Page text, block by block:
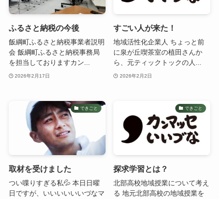
ふるさと納税の今後
飯綱町ふるさと納税事業者説明
会 飯綱町ふるさと納税事務局
を担当しておりますカン...
2026年2月17日
すごい人が来た！
地域活性化企業人 ちょっと前
に泉が丘喫茶室の植田さんか
ら、元ティックトックの人...
2026年2月2日
できごと
取材を受けました
つい喋りすぎる私💦 本日日曜
日ですが、いいいいいいづなマ
できごと
探求学習とは？
北部高校地域授業について考え
る 地元北部高校の地域授業を